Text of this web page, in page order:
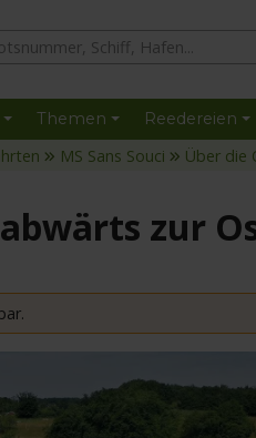
Themen Reedereien
MS Sans Souci Über die
zur